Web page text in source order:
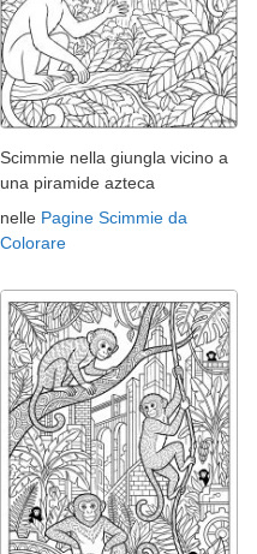
Scimmie nella giungla vicino a
una piramide azteca
nelle Pagine Scimmie da
Colorare